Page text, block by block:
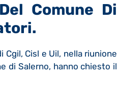
Comune Di
Cisl e Uil, nella riunione
di Salerno, hanno chiesto il